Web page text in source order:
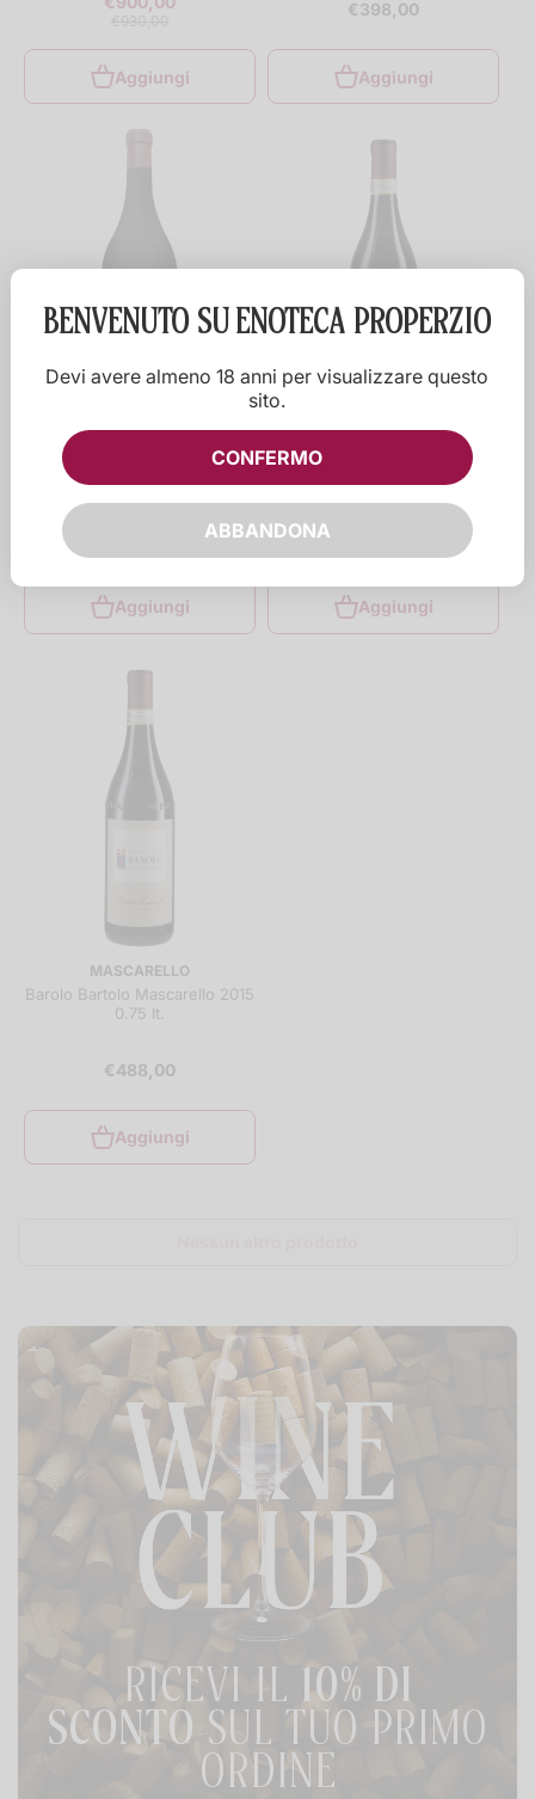
Aggiungi
€398,00
Aggiungi
Barolo Monprivato Mascarello
e Figlio 2013 3 lt.
Aggiungi
Barolo Bartolo Mascarello 2015
1.5 lt.
Aggiungi
MASCARELLO
Barolo Bartolo Mascarello 2015
0.75 lt.
€488,00
Aggiungi
RICEVI IL 10% DI
SCONTO SUL TUO PRIMO
ORDINE
BENVENUTO SUENOTECA PROPERZIO
Devi avere almeno 18 anni per visualizzare questo
sito.
CONFERMO
ABBANDONA